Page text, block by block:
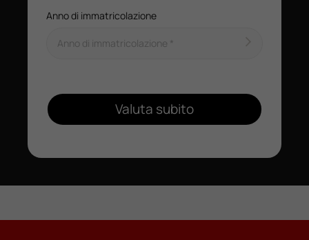
Anno di immatricolazione
Valuta subito